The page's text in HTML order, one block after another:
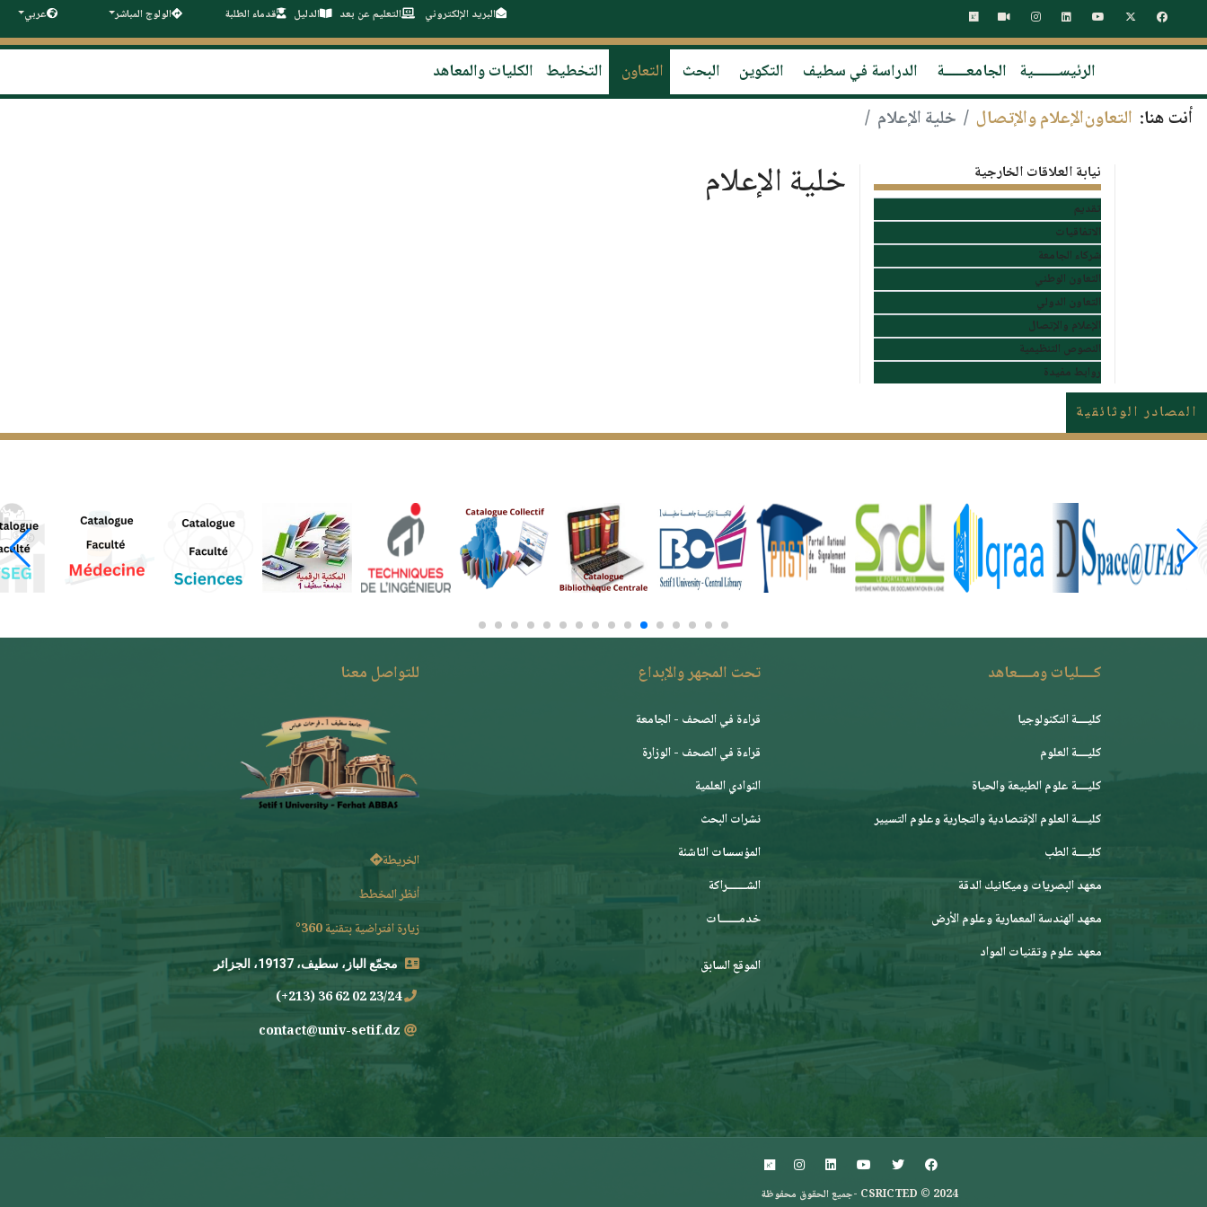
البريد الإلكتروني التعليم عن بعد الدليل قدماء الطلبة الولوج المباشر عربي
الرئيســـــــية الجامعــــــة الدراسة في سطيف التكوين البحث التعاون التخطيط الكليات والمعاهد
أنت هنا: التعاونالإعلام والإتصال خلية الإعلام
نيابة العلاقات الخارجية
تقديم
الاتفاقيات
شركاء الجامعة
التعاون الوطني
التعاون الدولي
الإعلام والإتصال
النصوص التنظيمية
روابط مفيدة
خلية الإعلام
المصادر الوثائقية
كــــليات ومــــعاهد
كليــــة التكنولوجيا
كليــــة العلوم
كليــــة علوم الطبيعة والحياة
كليــــة العلوم الإقتصادية والتجارية وعلوم التسيير
كليــــة الطب
معهد البصريات وميكانيك الدقة
معهد الهندسة المعمارية وعلوم الأرض
معهد علوم وتقنيات المواد
تحت المجهر والإبداع
قراءة في الصحف - الجامعة
قراءة في الصحف - الوزارة
النوادي العلمية
نشرات البحث
المؤسسات الناشئة
الشـــــــراكة
خدمـــــــات
الموقع السابق
للتواصل معنا
الخريطة
أنظر المخطط
زيارة افتراضية بتقنية 360°
مجمّع الباز، سطيف، 19137، الجزائر
23/24 02 62 36 (213+)
contact@univ-setif.dz
CSRICTED © 2024 -جميع الحقوق محفوظة